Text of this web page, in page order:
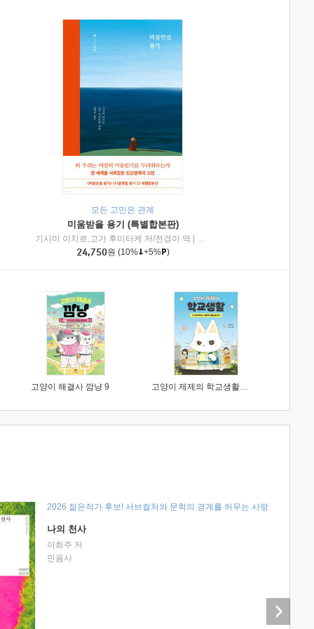
| 제이브리즈북스
모든 고민은 관계
미움받을 용기 (특별합본판)
기시미 이치로,고가 후미타케 저/전경아 역
인플루엔셜
24,750원 (10% +5% )
고양이 해결사 깜냥 9 고양이 제제의 학교생활 1 : 초등학생이 이렇게 힘들 줄이야
2026 젊은작가 후보! 서브컬처와 문학의 경계를 허무는 사랑
나의 천사
이희주 저
민음사